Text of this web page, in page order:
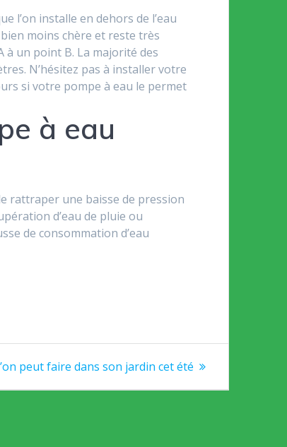
l’on installe en dehors de l’eau
moins chère et reste très
à un point B. La majorité des
N’hésitez pas à installer votre
si votre pompe à eau le permet
à eau
rattraper une baisse de pression
d’eau de pluie ou
de consommation d’eau
peut faire dans son jardin cet été